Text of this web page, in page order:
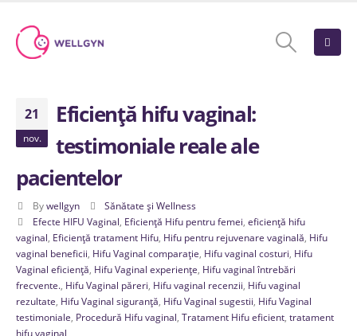
21
nov.
Eficiență hifu vaginal:
testimoniale reale ale
pacientelor
By wellgyn
Sănătate și Wellness
Efecte HIFU Vaginal Eficiență Hifu pentru femei eficiență hifu
vaginal Eficiență tratament Hifu Hifu pentru rejuvenare vaginală Hifu
vaginal beneficii Hifu Vaginal comparație Hifu vaginal costuri Hifu
Vaginal eficiență Hifu Vaginal experiențe Hifu vaginal întrebări
frecvente. Hifu Vaginal păreri Hifu vaginal recenzii Hifu vaginal
rezultate Hifu Vaginal siguranță Hifu Vaginal sugestii Hifu Vaginal
testimoniale Procedură Hifu vaginal Tratament Hifu eficient tratament
hifu vaginal